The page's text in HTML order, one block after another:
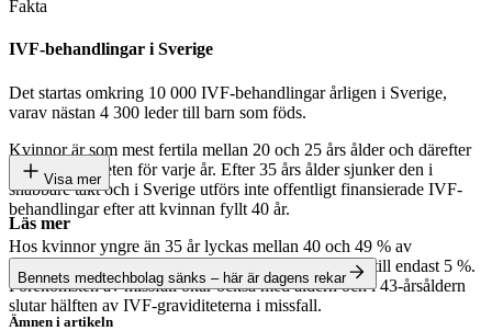
Fakta
IVF-behandlingar i Sverige
Det startas omkring 10 000 IVF-behandlingar årligen i Sverige,
varav nästan 4 300 leder till barn som föds.
Kvinnor är som mest fertila mellan 20 och 25 års ålder och därefter
sjunker fertiliteten för varje år. Efter 35 års ålder sjunker den i
snabbare takt och i Sverige utförs inte offentligt finansierade IVF-
behandlingar efter att kvinnan fyllt 40 år.
Hos kvinnor yngre än 35 år lyckas mellan 40 och 49 % av
behandlingen, medan siffran vid 43 års ålder uppgår till endast 5 %.
Förekomsten av missfall ökar också med åldern och i 43-årsåldern
slutar hälften av IVF-graviditeterna i missfall.
Visa mer
Läs mer
Bennets medtechbolag sänks – här är dagens rekar
Ämnen i artikeln